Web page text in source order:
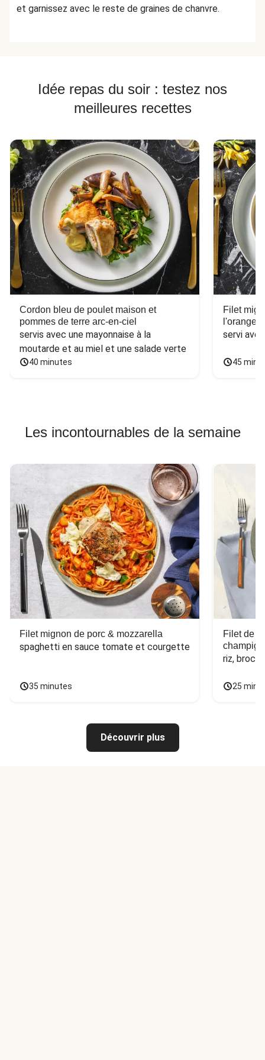
et garnissez avec le reste de graines de chanvre.
Idée repas du soir : testez nos
meilleures recettes
Cordon bleu de poulet maison et
pommes de terre arc-en-ciel
servis avec une mayonnaise à la
moutarde et au miel et une salade verte
40 minutes
Filet
l'orange
servi
45
Les incontournables de la semaine
Filet mignon de porc & mozzarella
spaghetti en sauce tomate et courgette
35 minutes
Filet de
riz,
25
Découvrir plus